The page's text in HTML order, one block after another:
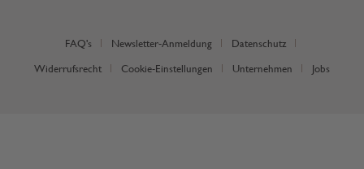
FAQ's Newsletter-Anmeldung Datenschutz
Widerrufsrecht Cookie-Einstellungen Unternehmen Jobs